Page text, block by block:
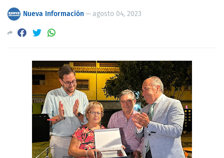
Nueva Información—agosto 04, 2023